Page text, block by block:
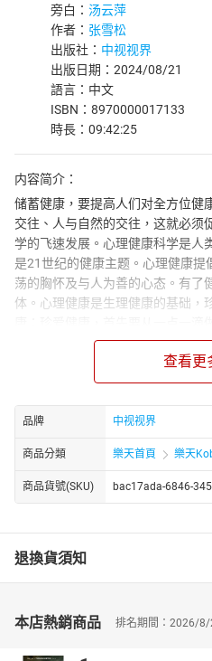
旁白： 汤云萍
作者： 张雪松
出版社： 中视视界
出版日期：2024/08/21
語言：中文
ISBN：8970000017133
時長：09:42:25
内容简介：
储蓄健康，要提高人们对全方位健
交往、人与自然的交往，这就必须
学的飞速发展。心理健康科学是人
是21世纪的健康主题。心理健康提
荡的胸怀及与人为善的心态。有了
体。心理健康是生理健康的基础，
命，珍爱生活。
句。可惜青松挺不直，自幼逢考常
遭遇落榜，愤然复读后蒙进南开大
各科成绩尚可。兴趣广泛而常见异
是读书。读书虽未充栋，却也能
人，追索往事，成其小说，对此小
主播简介：
有声作品《储蓄健康》。
查看更
品牌 中视视界
商品分類 樂天首頁 樂天
商品貨號(SKU) bac17ada-6846-
退換貨須知
本店熱銷商品 排名期間：2026/